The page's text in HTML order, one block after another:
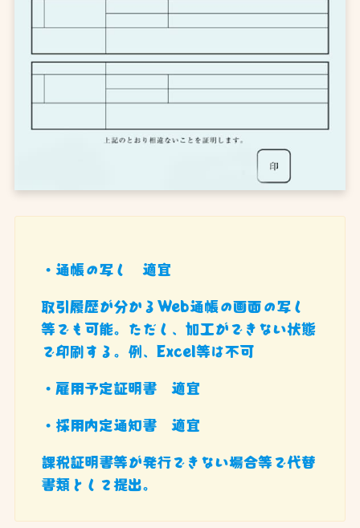
・通帳の写し 適宜
取引履歴が分かるWeb通帳の画面の写し
等でも可能。ただし、加工ができない状態
で印刷する。例、Excel等は不可
・雇用予定証明書 適宜
・採用内定通知書 適宜
課税証明書等が発行できない場合等で代替
書類として提出。